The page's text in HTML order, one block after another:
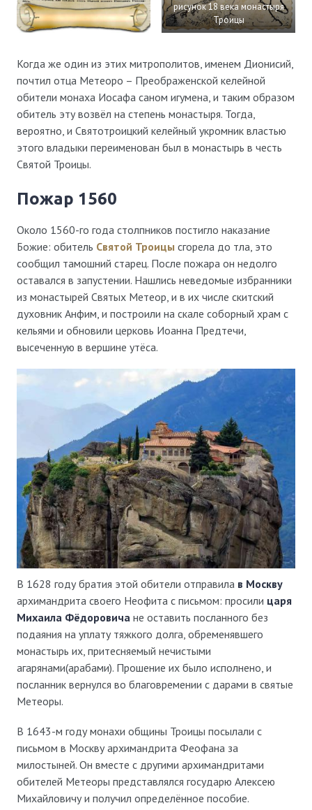
рисунок 18 века монастыря
Троицы
Когда же один из этих митрополитов, именем Дионисий,
почтил отца Метеоро – Преображенской келейной
обители монаха Иосафа саном игумена, и таким образом
обитель эту возвёл на степень монастыря. Тогда,
вероятно, и Святотроицкий келейный укромник властью
этого владыки переименован был в монастырь в честь
Святой Троицы.
пожар 1560
Около 1560-го года столпников постигло наказание
Божие: обитель Святой Троицы сгорела до тла, это
сообщил тамошний старец. После пожара он недолго
оставался в запустении. Нашлись неведомые избранники
из монастырей Святых Метеор, и в их числе скитский
духовник Анфим, и построили на скале соборный храм с
кельями и обновили церковь Иоанна Предтечи,
высеченную в вершине утёса.
В 1628 году братия этой обители отправила в Москву
архимандрита своего Неофита с письмом: просили царя
Михаила Фёдоровича не оставить посланного без
подаяния на уплату тяжкого долга, обременявшего
монастырь их, притесняемый нечистыми
агарянами(арабами). Прошение их было исполнено, и
посланник вернулся во благовремении с дарами в святые
Метеоры.
В 1643-м году монахи общины Троицы посылали с
письмом в Москву архимандрита Феофана за
милостыней. Он вместе с другими архимандритами
обителей Метеоры представлялся государю Алексею
Михайловичу и получил определённое пособие.